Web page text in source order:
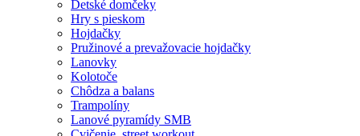
Detské domčeky
Hry s pieskom
Hojdačky
Pružinové a prevažovacie hojdačky
Lanovky
Kolotoče
Chôdza a balans
Trampolíny
Lanové pyramídy SMB